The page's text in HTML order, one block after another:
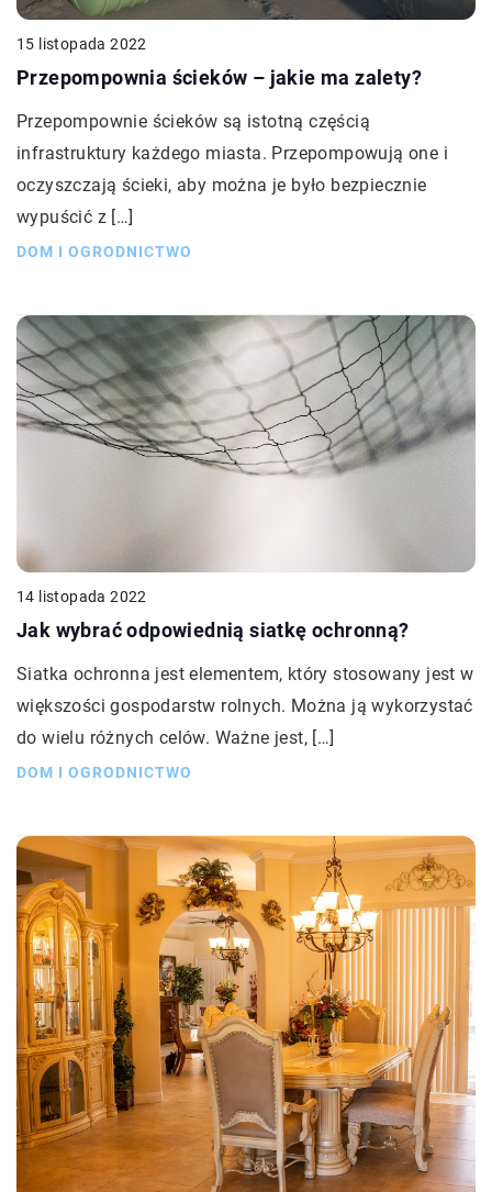
15 listopada 2022
Przepompownia ścieków – jakie ma zalety?
Przepompownie ścieków są istotną częścią
infrastruktury każdego miasta. Przepompowują one i
oczyszczają ścieki, aby można je było bezpiecznie
wypuścić z […]
DOM I OGRODNICTWO
14 listopada 2022
Jak wybrać odpowiednią siatkę ochronną?
Siatka ochronna jest elementem, który stosowany jest w
większości gospodarstw rolnych. Można ją wykorzystać
do wielu różnych celów. Ważne jest, […]
DOM I OGRODNICTWO